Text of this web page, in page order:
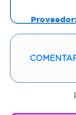
Proveedor:
COLOMBIA
Vía de
Contenido: